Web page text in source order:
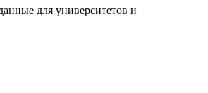
для университетов и